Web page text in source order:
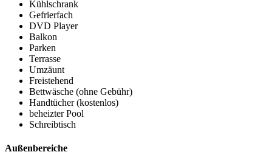
Kühlschrank
Gefrierfach
DVD Player
Balkon
Parken
Terrasse
Umzäunt
Freistehend
Bettwäsche (ohne Gebühr)
Handtücher (kostenlos)
beheizter Pool
Schreibtisch
Außenbereiche